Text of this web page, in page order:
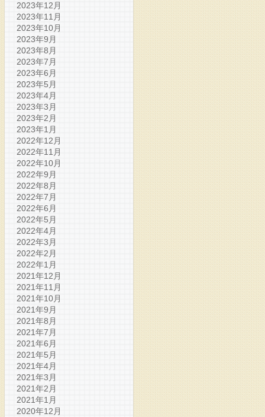
2023年12月
2023年11月
2023年10月
2023年9月
2023年8月
2023年7月
2023年6月
2023年5月
2023年4月
2023年3月
2023年2月
2023年1月
2022年12月
2022年11月
2022年10月
2022年9月
2022年8月
2022年7月
2022年6月
2022年5月
2022年4月
2022年3月
2022年2月
2022年1月
2021年12月
2021年11月
2021年10月
2021年9月
2021年8月
2021年7月
2021年6月
2021年5月
2021年4月
2021年3月
2021年2月
2021年1月
2020年12月